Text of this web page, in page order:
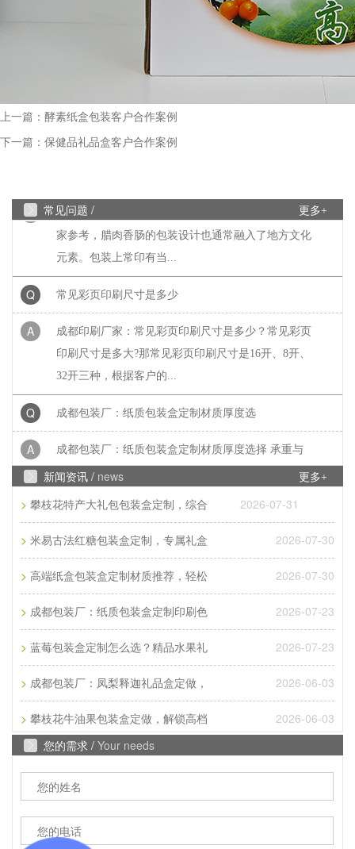
上一篇： 酵素纸盒包装客户合作案例
下一篇： 保健品礼品盒客户合作案例
常见问题 / 更多+
凸....... 广泛适用于：保健...
水果纸箱、水果包装盒常见尺寸
类型：物流纸箱、飞机盒、手提纸箱、快递纸箱等，
A
成都包装厂：腊肉香肠包装盒3至10斤装的尺寸供大
家参考，腊肉香肠的包装设计也通常融入了地方文化
元素。包装上常印有当...
Q 常见彩页印刷尺寸是多少
A
成都印刷厂家：常见彩页印刷尺寸是多少？常见彩页
印刷尺寸是多大?那常见彩页印刷尺寸是16开、8开、
32开三种，根据客户的...
Q 成都包装厂：纸质包装盒定制材质厚度选
A
成都包装厂：纸质包装盒定制材质厚度选择 承重与
成本平衡技巧。纸质包装盒定制的厚度选择，核心是
匹配产品承重需求。...
Q 成都包装厂：纸质包装盒定制常见破损问
A
成都包装厂：纸质包装盒定制常见破损问题 提前规
避技巧，纸质包装盒定制最常见的破损问题的是运输
过程中的挤压破损，...
Q 成都包装厂：包装盒印刷工艺怎么选？烫
A
成都包装盒定制厂家：包装盒印刷工艺怎么选？烫
金、UV、击凸效果对比，不少商家在选择包装印刷
工艺时，面对烫金、UV、...
Q 成都包装厂：印刷中单色黑和四色黑和区
成都包装厂：印刷中单色黑和四色黑和区别和运用，
包装印刷中，单色黑 和四色黑 是两种完全不同的色
彩构成方式，它们在...
新闻资讯 / news 更多+
> 攀枝花特产大礼包包装盒定制，综合 2026-07-31
> 米易古法红糖包装盒定制，专属礼盒 2026-07-30
> 高端纸盒包装盒定制材质推荐，轻松 2026-07-30
> 成都包装厂：纸质包装盒定制印刷色 2026-07-23
> 蓝莓包装盒定制怎么选？精品水果礼 2026-07-23
> 成都包装厂：凤梨释迦礼品盒定做， 2026-06-03
> 攀枝花牛油果包装盒定做，解锁高档
2026-06-03
您的需求 / Your needs